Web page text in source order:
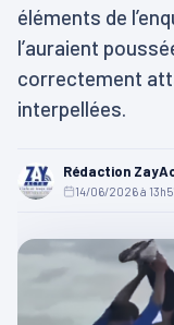
éléments de
l’auraient
correctement
interpellées.
Rédaction
14/06/2026 à